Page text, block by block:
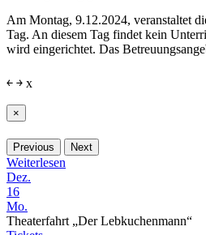
Am Montag, 9.12.2024, veranstaltet
Tag. An diesem Tag findet kein
wird eingerichtet. Das
￩ ￫ x
×
Previous Next
Weiterlesen
Dez.
16
Mo.
Theaterfahrt „Der Lebkuchenmann“